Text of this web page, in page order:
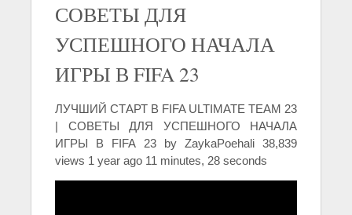
СОВЕТЫ ДЛЯ
УСПЕШНОГО НАЧАЛА
ИГРЫ В FIFA 23
ЛУЧШИЙ СТАРТ В FIFA ULTIMATE TEAM 23
| СОВЕТЫ ДЛЯ УСПЕШНОГО НАЧАЛА
ИГРЫ В FIFA 23 by ZaykaPoehali 38,839
views 1 year ago 11 minutes, 28 seconds